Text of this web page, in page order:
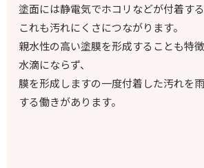
塗面には静電気でホコリなどが付着する
これも汚れにくさにつながります。
親水性の高い塗膜を形成することも特
水滴にならず、
膜を形成しますの一度付着した汚れを
する働きがあります。